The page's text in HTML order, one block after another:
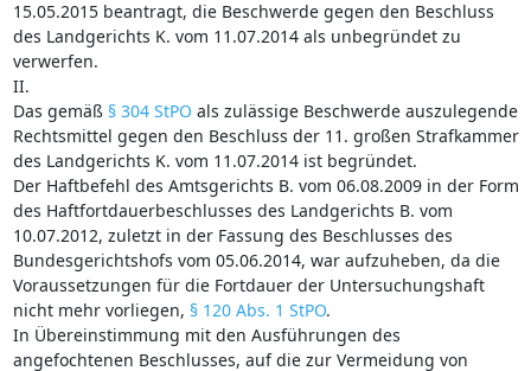
15.05.2015 beantragt, die Beschwerde gegen den Beschluss
des Landgerichts K. vom 11.07.2014 als unbegründet zu
verwerfen.
II.
Das gemäß § 304 StPO als zulässige Beschwerde auszulegende
Rechtsmittel gegen den Beschluss der 11. großen Strafkammer
des Landgerichts K. vom 11.07.2014 ist begründet.
Der Haftbefehl des Amtsgerichts B. vom 06.08.2009 in der Form
des Haftfortdauerbeschlusses des Landgerichts B. vom
10.07.2012, zuletzt in der Fassung des Beschlusses des
Bundesgerichtshofs vom 05.06.2014, war aufzuheben, da die
Voraussetzungen für die Fortdauer der Untersuchungshaft
nicht mehr vorliegen, § 120 Abs. 1 StPO.
In Übereinstimmung mit den Ausführungen des
angefochtenen Beschlusses, auf die zur Vermeidung von